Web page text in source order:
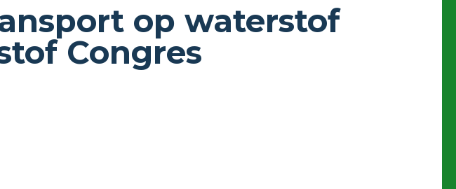
op waterstof
Congres